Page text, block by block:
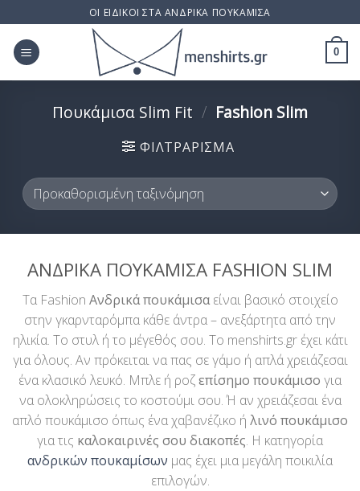
to
content
ΟΙ ΕΙΔΙΚΟΙ ΣΤΑ ΑΝΔΡΙΚΑ ΠΟΥΚΑΜΙΣΑ
0
Πουκάμισα Slim Fit / Fashion Slim
ΦΙΛΤΡΆΡΙΣΜΑ
ΑΝΔΡΙΚΑ ΠΟΥΚΑΜΙΣΑ FASHION SLIM
Τα Fashion Ανδρικά πουκάμισαείναι βασικό στοιχείο
στην γκαρνταρόμπα κάθε άντρα – ανεξάρτητα από την
ηλικία. Το στυλ ή το μέγεθός σου. Το menshirts.gr έχει κάτι
για όλους. Αν πρόκειται να πας σε γάμο ή απλά χρειάζεσαι
ένα κλασικό λευκό. Μπλε ή ροζεπίσημο πουκάμισο για
να ολοκληρώσεις το κοστούμι σου. Ή αν χρειάζεσαι ένα
απλό πουκάμισο όπως ένα χαβανέζικο ή λινό πουκάμισο
για τις καλοκαιρινές σου διακοπές. Η κατηγορία
ανδρικών πουκαμίσων μας έχει μια μεγάλη ποικιλία
επιλογών.